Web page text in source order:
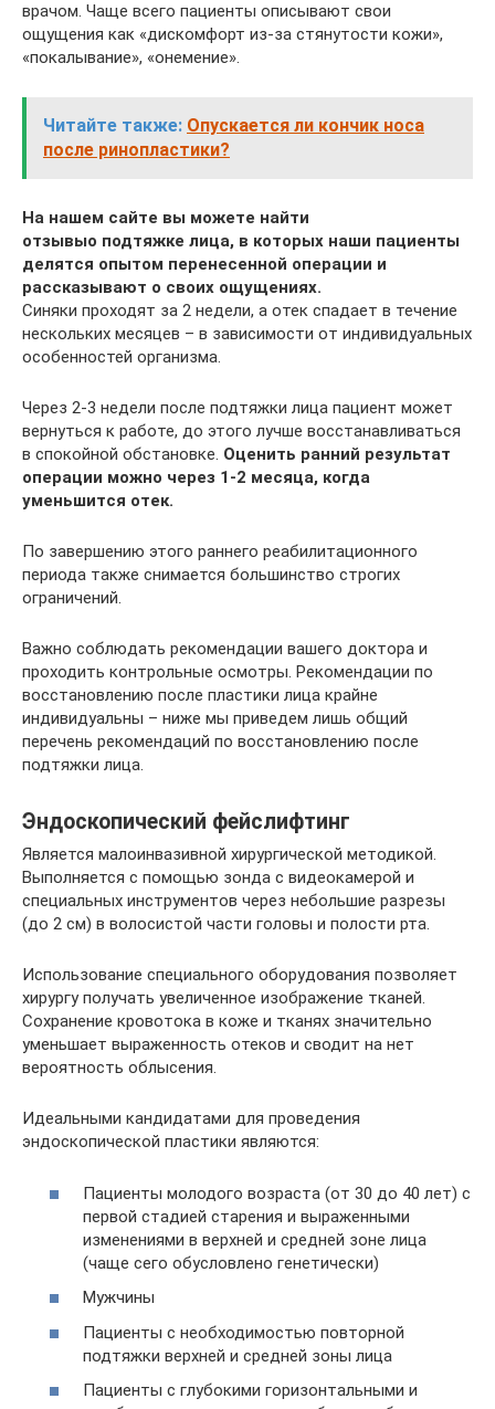
врачом. Чаще всего пациенты описывают свои
ощущения как «‎дискомфорт из-за стянутости кожи»,
«‎покалывание», «‎онемение»‎‎‎‎.
Читайте также: Опускается ли кончик носа
после ринопластики?
На нашем сайте вы можете найти
отзывыо подтяжке лица, в которых наши пациенты
делятся опытом перенесенной операции и
рассказывают о своих ощущениях.
Синяки проходят за 2 недели, а отек спадает в течение
нескольких месяцев – в зависимости от индивидуальных
особенностей организма.
Через 2-3 недели после подтяжки лица пациент может
вернуться к работе, до этого лучше восстанавливаться
в спокойной обстановке. Оценить ранний результат
операции можно через 1-2 месяца, когда
уменьшится отек.
По завершению этого раннего реабилитационного
периода также снимается большинство строгих
ограничений.
Важно соблюдать рекомендации вашего доктора и
проходить контрольные осмотры. Рекомендации по
восстановлению после пластики лица крайне
индивидуальны – ниже мы приведем лишь общий
перечень рекомендаций по восстановлению после
подтяжки лица.
Эндоскопический фейслифтинг
Является малоинвазивной хирургической методикой.
Выполняется с помощью зонда с видеокамерой и
специальных инструментов через небольшие разрезы
(до 2 см) в волосистой части головы и полости рта.
Использование специального оборудования позволяет
хирургу получать увеличенное изображение тканей.
Сохранение кровотока в коже и тканях значительно
уменьшает выраженность отеков и сводит на нет
вероятность облысения.
Идеальными кандидатами для проведения
эндоскопической пластики являются:
Пациенты молодого возраста (от 30 до 40 лет) с
первой стадией старения и выраженными
изменениями в верхней и средней зоне лица
(чаще сего обусловлено генетически)
Мужчины
Пациенты с необходимостью повторной
подтяжки верхней и средней зоны лица
Пациенты с глубокими горизонтальными и